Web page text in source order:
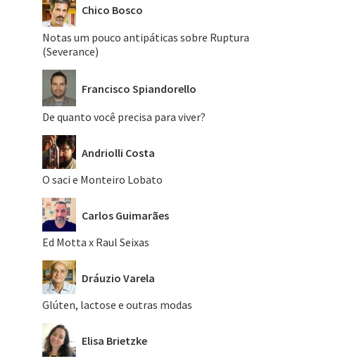
Chico Bosco
Notas um pouco antipáticas sobre Ruptura
(Severance)
Francisco Spiandorello
De quanto você precisa para viver?
Andriolli Costa
O saci e Monteiro Lobato
Carlos Guimarães
Ed Motta x Raul Seixas
Dráuzio Varela
Glúten, lactose e outras modas
Elisa Brietzke